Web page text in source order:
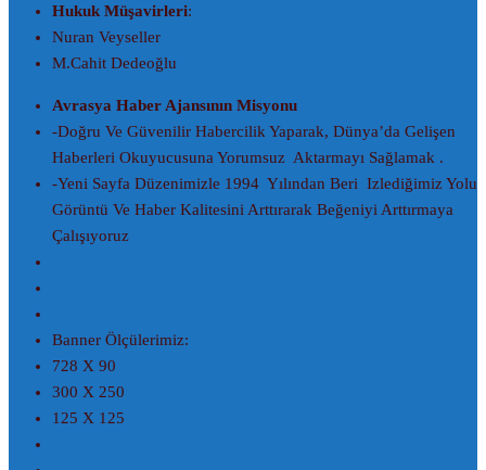
Hukuk Müşavirleri:
Nuran Veyseller
M.Cahit Dedeoğlu
Avrasya Haber Ajansının Misyonu
-Doğru Ve Güvenilir Habercilik Yaparak, Dünya’da Gelişen
Haberleri Okuyucusuna Yorumsuz Aktarmayı Sağlamak .
-Yeni Sayfa Düzenimizle 1994 Yılından Beri Izlediğimiz Yolu
Görüntü Ve Haber Kalitesini Arttırarak Beğeniyi Arttırmaya
Çalışıyoruz
Banner Ölçülerimiz:
728 X 90
300 X 250
125 X 125